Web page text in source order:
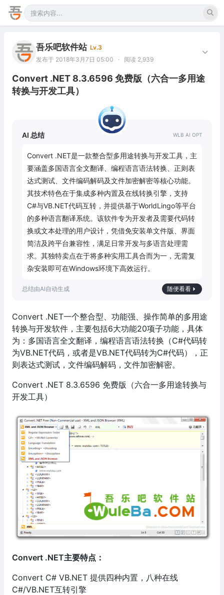
吾乐吧软件站 Lv.3
发布于 2018年3月7日 05:00
· 阅读 2,939
Convert .NET 8.3.6596 免费版（六合一多用途
转换与开发工具）
AI 总结
Convert .NET是一款整合型多用途转换与开发工具，主
要涵盖多国语言全文翻译、编程语言语法转换、正则表
达式测试、文件编码解码及文件加密解密等核心功能。
其技术特色在于集成多种内置及在线转换引擎，支持
C#与VB.NET代码互转，并提供基于WorldLingo等平台
的多种语言翻译系统。该软件专为开发者及需要代码转
换或文本处理的用户设计，凭借免安装单文件版、界面
简洁及跨平台兼容性，满足日常开发与多语言处理需
求。其独特卖点在于将多种实用工具合而为一，无需复
杂安装即可在Windows环境下高效运行。
随便看看
Convert .NET一个整合型、功能强、操作简单的多用途
转换与开发软件，主要包括6大功能20项子功能，具体
为：多国语言全文翻译，编程语言语法转换（C#代码转
为VB.NET代码，或者是VB.NET代码转为C#代码），正
则表达式测试，文件编码解码，文件加密解密。
Convert .NET 8.3.6596 免费版（六合一多用途转换与
开发工具）
Convert .NET主要特点：
Convert C# VB.NET 提供四种内置，八种在线
C#/VB.NET互转引擎